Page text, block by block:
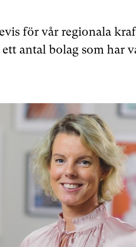
för vår regionala
antal bolag som har